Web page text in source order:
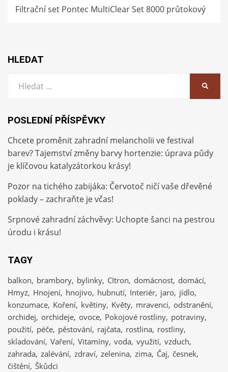
Filtrační set Pontec MultiClear Set 8000 průtokový
HLEDAT
POSLEDNÍ PŘÍSPĚVKY
Chcete proměnit zahradní melancholii ve festival
barev? Tajemství změny barvy hortenzie: úprava půdy
je klíčovou katalyzátorkou krásy!
Pozor na tichého zabijáka: Červotoč ničí vaše dřevěné
poklady – zachraňte je včas!
Srpnové zahradní záchvěvy: Uchopte šanci na pestrou
úrodu i krásu!
TAGY
balkon brambory bylinky CItron domácnost domácí
Hmyz Hnojení hnojivo hubnutí Interiér jaro jídlo
konzumace Koření květiny Květy mravenci odstranění
orchidej orchideje ovoce Pokojové rostliny potraviny
použití péče pěstování rajčata rostlina rostliny
skladování Vaření Vitamíny voda využití vzduch
zahrada zalévání zdraví zelenina zima Čaj česnek
čištění Škůdci